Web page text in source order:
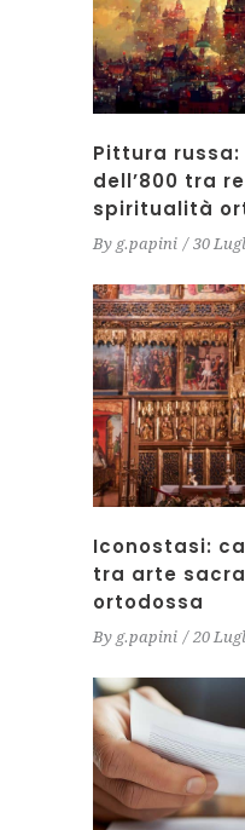
Pittura
dell’800 tra
spiritualità
By g.papini 30
Iconostasi:
tra arte
ortodossa
By g.papini 20